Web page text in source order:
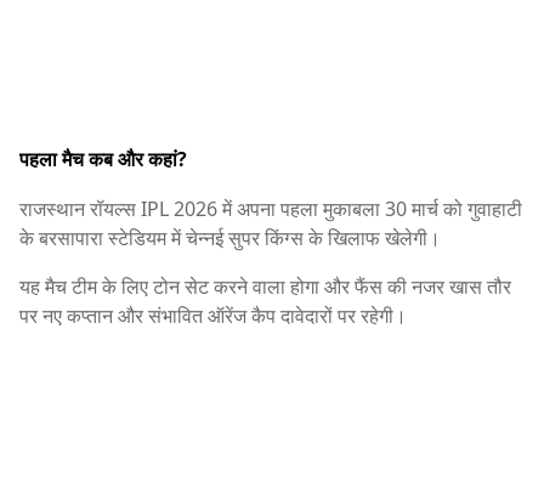
पहला मैच कब और कहां?
राजस्थान रॉयल्स IPL 2026 में अपना पहला मुकाबला 30 मार्च को गुवाहाटी
के बरसापारा स्टेडियम में चेन्नई सुपर किंग्स के खिलाफ खेलेगी।
यह मैच टीम के लिए टोन सेट करने वाला होगा और फैंस की नजर खास तौर
पर नए कप्तान और संभावित ऑरेंज कैप दावेदारों पर रहेगी।